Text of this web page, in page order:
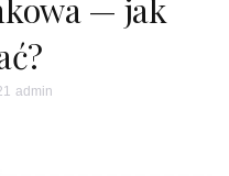
— jak
admin